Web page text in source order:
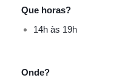
Que horas?
14h às 19h
Onde?